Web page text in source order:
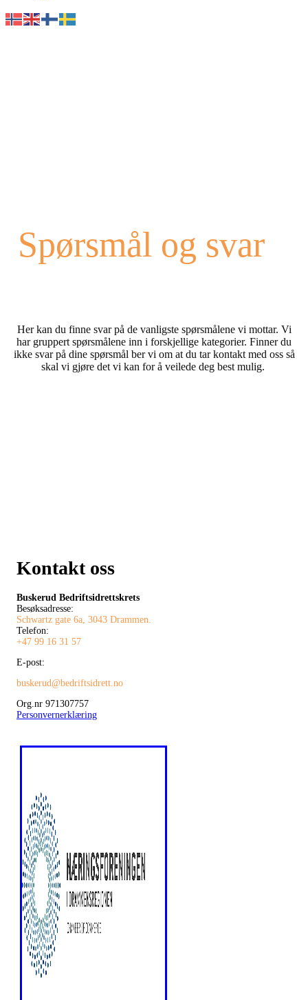
Spørsmål og svar
Her kan du finne svar på de vanligste spørsmålene vi mottar. Vi
har gruppert spørsmålene inn i forskjellige kategorier. Finner du
ikke svar på dine spørsmål ber vi om at du tar kontakt med oss så
skal vi gjøre det vi kan for å veilede deg best mulig.
Kontakt oss
Buskerud Bedriftsidrettskrets
Besøksadresse:
Schwartz gate 6a, 3043 Drammen.
Telefon:
+47 99 16 31 57
E-post:
buskerud@bedriftsidrett.no
Org.nr 971307757
Personvernerklæring